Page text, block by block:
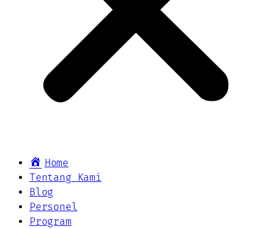
Home
Tentang Kami
Blog
Personel
Program